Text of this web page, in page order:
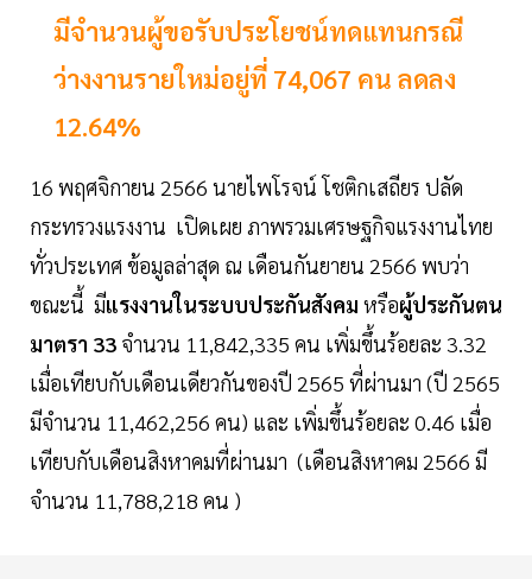
มีจำนวนผู้ขอรับประโยชน์ทดแทนกรณี
ว่างงานรายใหม่อยู่ที่ 74,067 คน ลดลง
12.64%
16 พฤศจิกายน 2566 นายไพโรจน์ โชติกเสถียร ปลัด
กระทรวงแรงงาน เปิดเผย ภาพรวมเศรษฐกิจแรงงานไทย
ทั่วประเทศ ข้อมูลล่าสุด ณ เดือนกันยายน 2566 พบว่า
ขณะนี้ มีแรงงานในระบบประกันสังคม หรือผู้ประกันตน
มาตรา 33 จำนวน 11,842,335 คน เพิ่มขึ้นร้อยละ 3.32
เมื่อเทียบกับเดือนเดียวกันของปี 2565 ที่ผ่านมา (ปี 2565
มีจำนวน 11,462,256 คน) และ เพิ่มขึ้นร้อยละ 0.46 เมื่อ
เทียบกับเดือนสิงหาคมที่ผ่านมา (เดือนสิงหาคม 2566 มี
จำนวน 11,788,218 คน )